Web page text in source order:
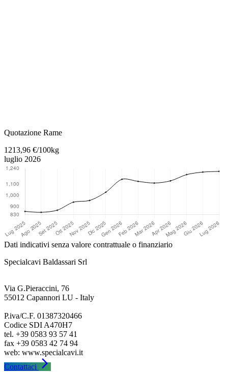
Quotazione Rame
1213,96 €/100kg
luglio 2026
Dati indicativi senza valore contrattuale o finanziario
Specialcavi Baldassari Srl
Via G.Pieraccini, 76
55012 Capannori LU - Italy
P.iva/C.F. 01387320466
Codice SDI A470H7
tel. +39 0583 93 57 41
fax +39 0583 42 74 94
Contattaci arrow_forward_ios